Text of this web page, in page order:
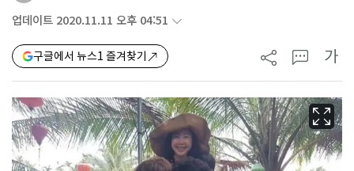
업데이트 2020.11.11 오후 04:51
구글에서 뉴스1 즐겨찾기 가